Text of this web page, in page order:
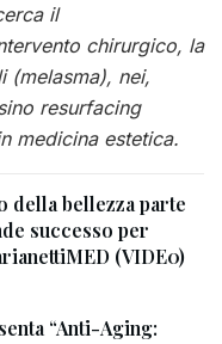
il
chirurgico, la
(melasma), nei,
resurfacing
medicina estetica.
della bellezza parte
successo per
(VIDE0)
“Anti-Aging: